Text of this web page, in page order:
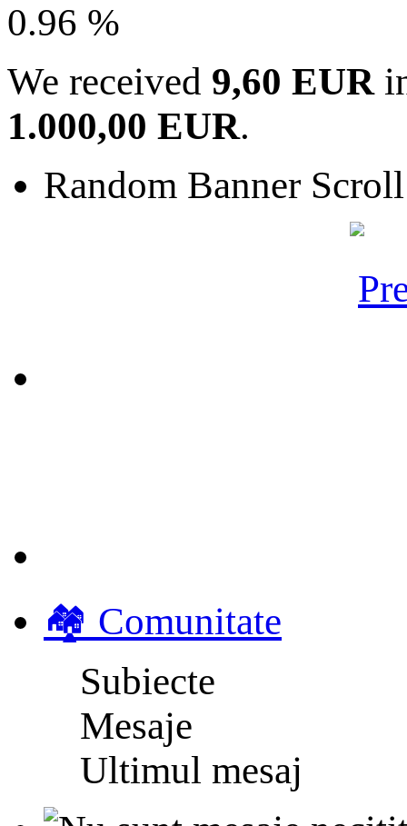
0.96 %
We received 9,60 EUR
1.000,00 EUR.
Random Banner Scroll
🏘️ Comunitate
Subiecte
Mesaje
Ultimul mesaj